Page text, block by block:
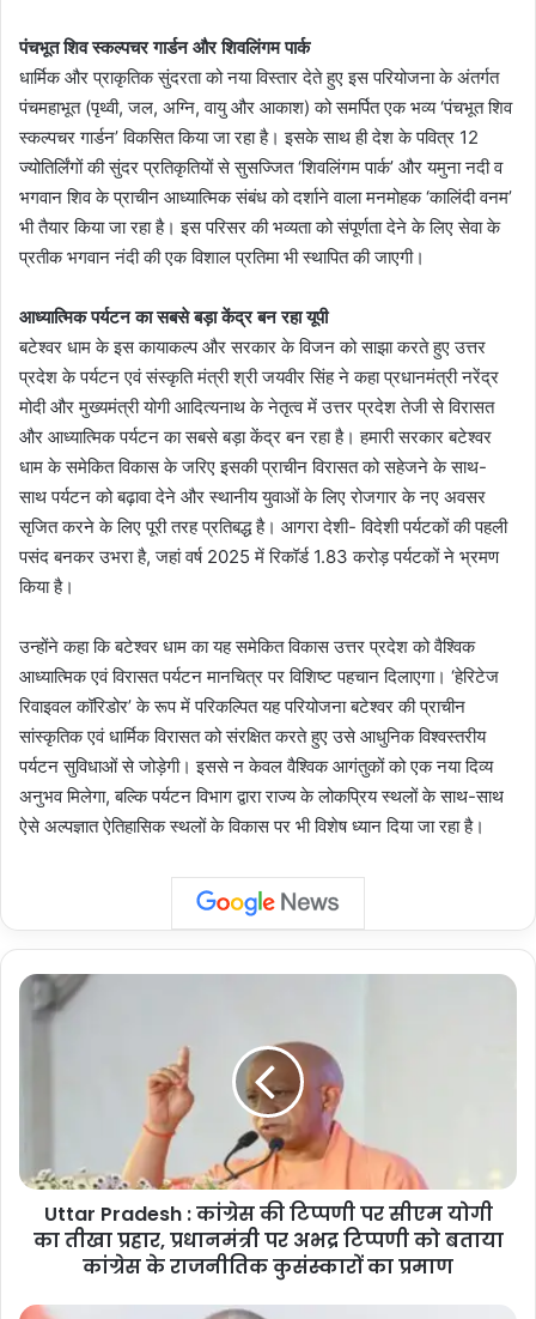
पंचभूत शिव स्कल्पचर गार्डन और शिवलिंगम पार्क
धार्मिक और प्राकृतिक सुंदरता को नया विस्तार देते हुए इस परियोजना के अंतर्गत
पंचमहाभूत (पृथ्वी, जल, अग्नि, वायु और आकाश) को समर्पित एक भव्य ‘पंचभूत शिव
स्कल्पचर गार्डन’ विकसित किया जा रहा है। इसके साथ ही देश के पवित्र 12
ज्योतिर्लिंगों की सुंदर प्रतिकृतियों से सुसज्जित ‘शिवलिंगम पार्क’ और यमुना नदी व
भगवान शिव के प्राचीन आध्यात्मिक संबंध को दर्शाने वाला मनमोहक ‘कालिंदी वनम’
भी तैयार किया जा रहा है। इस परिसर की भव्यता को संपूर्णता देने के लिए सेवा के
प्रतीक भगवान नंदी की एक विशाल प्रतिमा भी स्थापित की जाएगी।
आध्यात्मिक पर्यटन का सबसे बड़ा केंद्र बन रहा यूपी
बटेश्वर धाम के इस कायाकल्प और सरकार के विजन को साझा करते हुए उत्तर
प्रदेश के पर्यटन एवं संस्कृति मंत्री श्री जयवीर सिंह ने कहा प्रधानमंत्री नरेंद्र
मोदी और मुख्यमंत्री योगी आदित्यनाथ के नेतृत्व में उत्तर प्रदेश तेजी से विरासत
और आध्यात्मिक पर्यटन का सबसे बड़ा केंद्र बन रहा है। हमारी सरकार बटेश्वर
धाम के समेकित विकास के जरिए इसकी प्राचीन विरासत को सहेजने के साथ-
साथ पर्यटन को बढ़ावा देने और स्थानीय युवाओं के लिए रोजगार के नए अवसर
सृजित करने के लिए पूरी तरह प्रतिबद्ध है। आगरा देशी- विदेशी पर्यटकों की पहली
पसंद बनकर उभरा है, जहां वर्ष 2025 में रिकॉर्ड 1.83 करोड़ पर्यटकों ने भ्रमण
किया है।
उन्होंने कहा कि बटेश्वर धाम का यह समेकित विकास उत्तर प्रदेश को वैश्विक
आध्यात्मिक एवं विरासत पर्यटन मानचित्र पर विशिष्ट पहचान दिलाएगा। ‘हेरिटेज
रिवाइवल कॉरिडोर’ के रूप में परिकल्पित यह परियोजना बटेश्वर की प्राचीन
सांस्कृतिक एवं धार्मिक विरासत को संरक्षित करते हुए उसे आधुनिक विश्वस्तरीय
पर्यटन सुविधाओं से जोड़ेगी। इससे न केवल वैश्विक आगंतुकों को एक नया दिव्य
अनुभव मिलेगा, बल्कि पर्यटन विभाग द्वारा राज्य के लोकप्रिय स्थलों के साथ-साथ
ऐसे अल्पज्ञात ऐतिहासिक स्थलों के विकास पर भी विशेष ध्यान दिया जा रहा है।
Uttar
Pradesh
योगी
तीखा
पर
Uttar Pradesh : कांग्रेस की टिप्पणी पर सीएम योगी
का तीखा प्रहार, प्रधानमंत्री पर अभद्र टिप्पणी को बताया
कांग्रेस के राजनीतिक कुसंस्कारों का प्रमाण
Uttar